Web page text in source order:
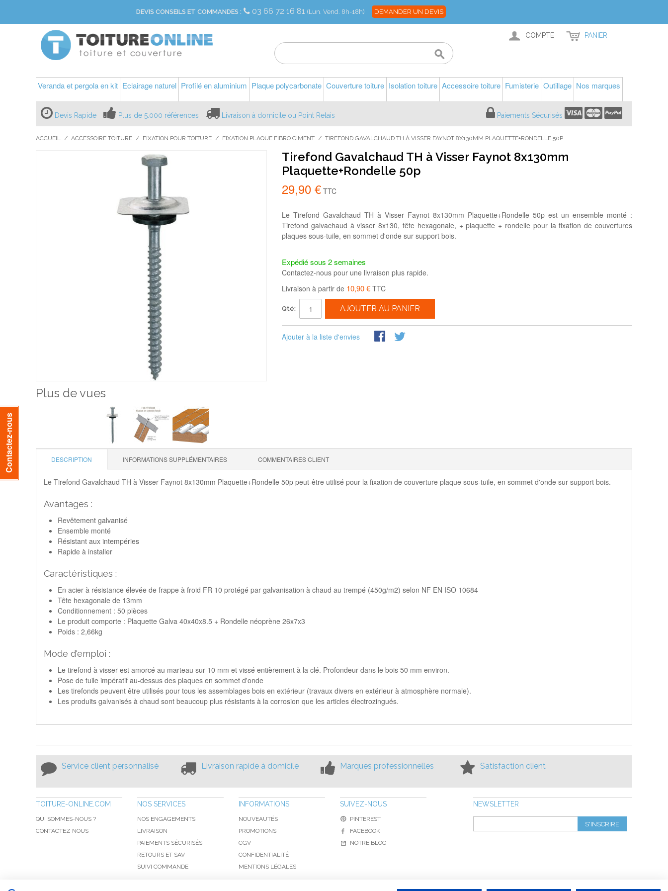
DEVIS CONSEILS ET COMMANDES : 03 66 72 16 81 (Lun. Vend. 8h-18h) DEMANDER UN DEVIS
COMPTE PANIER
Veranda et pergola en kit Eclairage naturel Profilé en aluminium Plaque polycarbonate Couverture toiture Isolation toiture Accessoire toiture Fumisterie Outillage Nos marques
Devis Rapide Plus de 5.000 références Livraison à domicile ou Point Relais Paiements Sécurisés
ACCUEIL / ACCESSOIRE TOITURE / FIXATION POUR TOITURE / FIXATION PLAQUE FIBRO CIMENT / TIREFOND GAVALCHAUD TH À VISSER FAYNOT 8X130MM PLAQUETTE+RONDELLE 50P
Plus de vues
Tirefond Gavalchaud TH à Visser Faynot 8x130mm
Plaquette+Rondelle 50p
29,90 € TTC
Le Tirefond Gavalchaud TH à Visser Faynot 8x130mm Plaquette+Rondelle 50p est un ensemble monté :
Tirefond galvachaud à visser 8x130, tête hexagonale, + plaquette + rondelle pour la fixation de couvertures
plaques sous-tuile, en sommet d'onde sur support bois.
Expédié sous 2 semaines
Contactez-nous pour une livraison plus rapide.
Livraison à partir de 10,90 € TTC
Qté: AJOUTER AU PANIER
Ajouter à la liste d'envies
DESCRIPTION INFORMATIONS SUPPLÉMENTAIRES COMMENTAIRES CLIENT
Le Tirefond Gavalchaud TH à Visser Faynot 8x130mm Plaquette+Rondelle 50p peut-être utilisé pour la fixation de couverture plaque sous-tuile, en sommet d'onde sur support bois.
Avantages :
Revêtement galvanisé
Ensemble monté
Résistant aux intempéries
Rapide à installer
Caractéristiques :
En acier à résistance élevée de frappe à froid FR 10 protégé par galvanisation à chaud au trempé (450g/m2) selon NF EN ISO 10684
Tête hexagonale de 13mm
Conditionnement : 50 pièces
Le produit comporte : Plaquette Galva 40x40x8.5 + Rondelle néoprène 26x7x3
Poids : 2,66kg
Mode d'emploi :
Le tirefond à visser est amorcé au marteau sur 10 mm et vissé entièrement à la clé. Profondeur dans le bois 50 mm environ.
Pose de tuile impératif au-dessus des plaques en sommet d'onde
Les tirefonds peuvent être utilisés pour tous les assemblages bois en extérieur (travaux divers en extérieur à atmosphère normale).
Les produits galvanisés à chaud sont beaucoup plus résistants à la corrosion que les articles électrozingués.
Service client personnalisé Livraison rapide à domicile Marques professionnelles Satisfaction client
NEWSLETTER
S'INSCRIRE
TOITURE-ONLINE.COM
QUI SOMMES-NOUS ?
CONTACTEZ NOUS
NOS SERVICES
NOS ENGAGEMENTS
LIVRAISON
PAIEMENTS SÉCURISÉS
RETOURS ET SAV
SUIVI COMMANDE
INFORMATIONS
NOUVEAUTÉS
PROMOTIONS
CGV
CONFIDENTIALITÉ
MENTIONS LÉGALES
SUIVEZ-NOUS
PINTEREST
FACEBOOK
NOTRE BLOG
Contactez-nous